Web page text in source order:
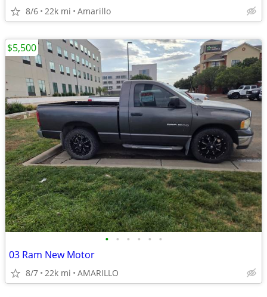
8/6 22k mi Amarillo
• • • • • •
03 Ram New Motor
8/7 22k mi AMARILLO
$5,500